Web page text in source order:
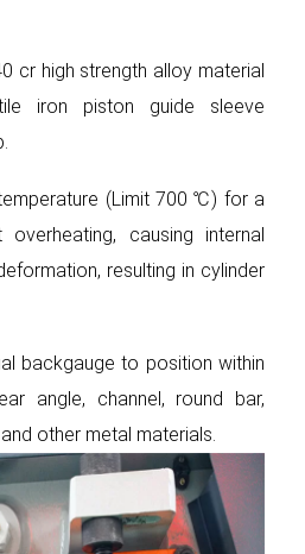
cr high strength alloy material
iron piston guide sleeve
(Limit 700 ℃) for a
causing internal
resulting in cylinder
backgauge to position within
angle, channel, round bar,
other metal materials.